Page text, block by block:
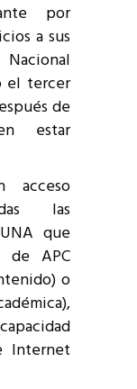
por
a sus
el tercer
de
estar
las
que
de APC
o
Internet